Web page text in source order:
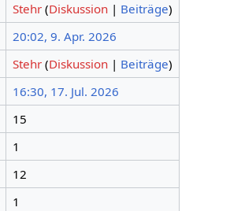
Stehr (Diskussion| Beiträge)
20:02, 9. Apr. 2026
Stehr (Diskussion| Beiträge)
16:30, 17. Jul. 2026
15
1
12
1